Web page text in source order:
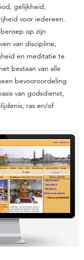
gelijkheid,
voor iedereen.
op zijn
van discipline,
en meditatie te
bestaan van alle
bevooroordeling
van godsdienst,
ras en/of